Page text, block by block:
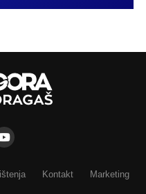
Kontakt Marketing